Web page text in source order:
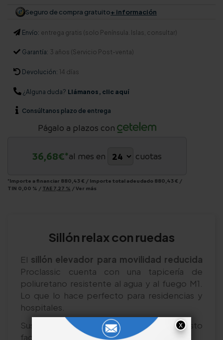
Seguro de compra gratuito+ información
Envío: entrega gratis (solo Península. Islas, consultar)
Garantía: 3 años (Servicio Post-venta)
Devolución: 14 días
¿Alguna duda? Llámanos, clic aquí
Consúltanos plazo de entrega
Págalo a plazos con
36,68€*al mes en cuotas
*Importe a financiar 880,43 € / Importe total adeudado 880,43 € /
TIN 0,00 % / TAE 7,27 % /Ver más
Sillón relax con ruedas
El sillón elevador para movilidad reducida
Proclassic cuenta con una tapicería de
poliuretano resistente al agua y al fuego M1.
Lo que lo hace perfecto para residencias y
hospitales.
Sus
reposabrazos son extraíbles . Esto
facilita las transferencias laterales.